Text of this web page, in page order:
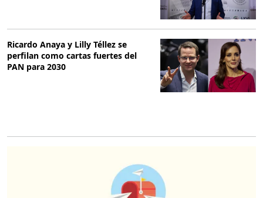
Ricardo Anaya y Lilly Téllez se
perfilan como cartas fuertes del
PAN para 2030